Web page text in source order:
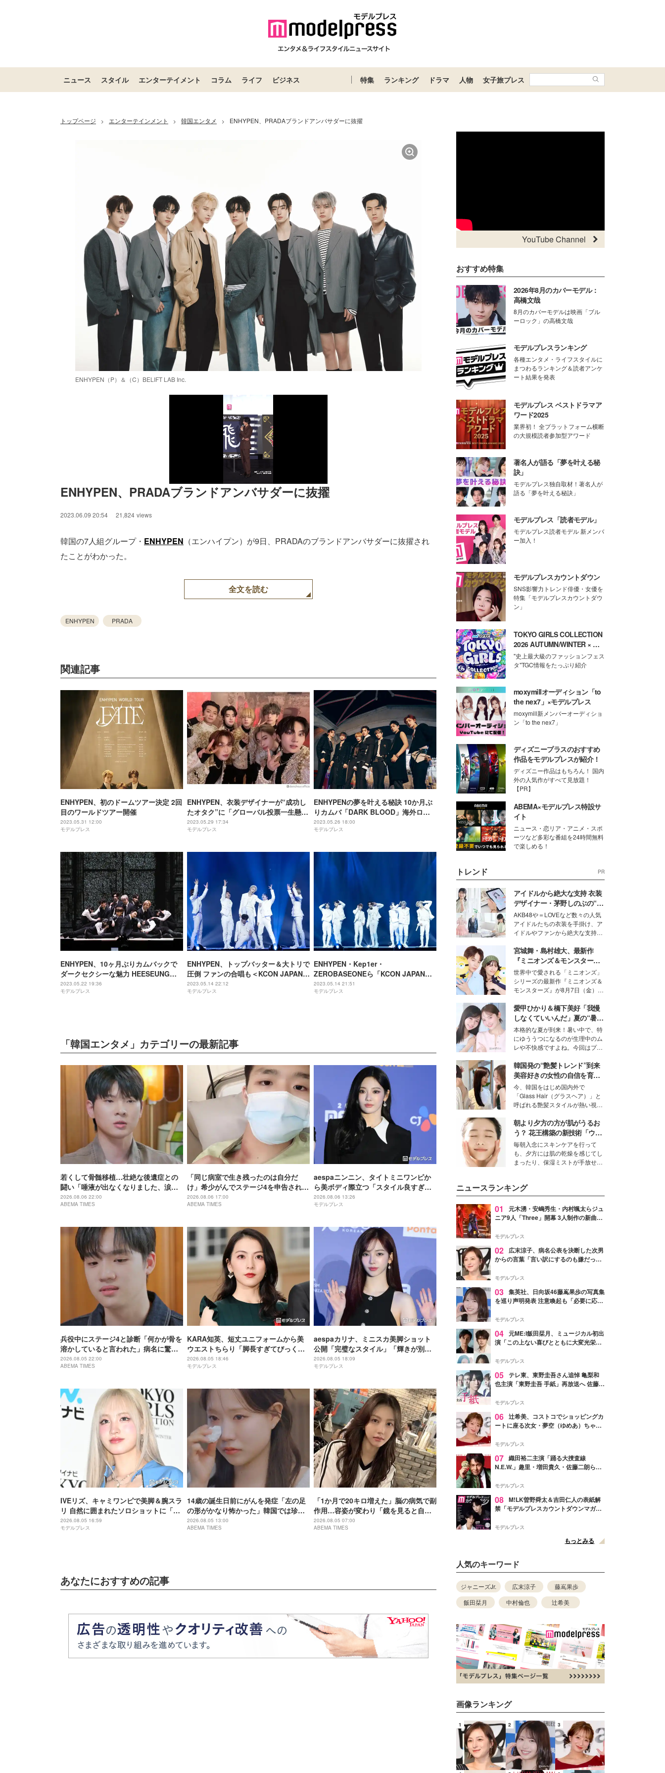
ニュース スタイル エンターテイメント コラム ライフ ビジネス 特集 ランキング ドラマ 人物 女子旅プレス
トップページ > エンターテインメント > 韓国エンタメ > ENHYPEN、PRADAブランドアンバサダーに抜擢
ENHYPEN（P）＆（C）BELIFT LAB Inc.
ENHYPEN、PRADAブランドアンバサダーに抜擢
2023.06.09 20:54 21,824 views
韓国の7人組グループ・ ENHYPEN （エンハイプン）が9日、PRADAのブランドアンバサダーに抜擢され
たことがわかった。
全文を読む
ENHYPEN PRADA
関連記事
ENHYPEN、初のドームツアー決定 2回
目のワールドツアー開催
2023.05.31 12:00
モデルプレス
ENHYPEN、衣装デザイナーが“成功し
たオタク”に「グローバル投票一生懸命
した」
2023.05.29 17:34
モデルプレス
ENHYPENの夢を叶える秘訣 10か月ぶ
りカムバ「DARK BLOOD」海外ロケ
での撮影秘話も＜モデルプレスインタ
ビュー＞
2023.05.26 18:00
モデルプレス
ENHYPEN、10ヶ月ぶりカムバックで
ダークセクシーな魅力 HEESEUNG・
NI-KI制作参加の新シリーズスタート＜
「DARK BLOOD」メディアショーケ
2023.05.22 19:36
モデルプレス
ENHYPEN、トップバッター＆大トリで
圧倒 ファンの合唱も＜KCON JAPAN
2023＞
2023.05.14 22:12
モデルプレス
ENHYPEN・Kep1er・
ZEROBASEONEら「KCON JAPAN
2023」豪華集結 パワフルに最終日締め
くくる＜セットリスト＞
2023.05.14 21:51
モデルプレス
「韓国エンタメ」カテゴリーの最新記事
若くして骨髄移植…壮絶な後遺症との
闘い「唾液が出なくなりました、涙も
出ません」「まるで80代の体に」
2026.08.06 22:00
ABEMA TIMES
「同じ病室で生き残ったのは自分だ
け」希少がんでステージ4を申告され…
壮絶な闘病の末、奇跡の完治
2026.08.06 17:00
ABEMA TIMES
aespaニンニン、タイトミニワンピか
ら美ボディ際立つ「スタイル良すぎ」
「蛍光ピンク着こなせるのすごい」の
声
2026.08.06 13:26
モデルプレス
兵役中にステージ4と診断「何かが骨を
溶かしていると言われた」病名に驚
き…両親にも言えぬ日々「家計が苦し
いなかで…」
2026.08.05 22:00
ABEMA TIMES
KARA知英、短丈ユニフォームから美
ウエストちらり「脚長すぎてびっく
り」「圧巻のスタイル」と反響
2026.08.05 18:46
モデルプレス
aespaカリナ、ミニスカ美脚ショット
公開「完璧なスタイル」「輝きが別
格」と反響
2026.08.05 18:09
モデルプレス
IVEリズ、キャミワンピで美脚＆腕スラ
リ 自然に囲まれたソロショットに「森
の中の妖精みたい」「絵になるとはこ
のこと」と反響
2026.08.05 16:59
モデルプレス
14歳の誕生日前にがんを発症「左の足
の形がかなり怖かった」韓国では珍し
いがんを患い…「骨をかなり削りまし
た」
2026.08.05 13:00
ABEMA TIMES
「1か月で20キロ増えた」脳の病気で副
作用…容姿が変わり「鏡を見ると自分
とは思えなかった」壮絶な闘病生活明
かす
2026.08.05 07:00
ABEMA TIMES
あなたにおすすめの記事
YouTube Channel
おすすめ特集
2026年8月のカバーモデル：
高橋文哉
8月のカバーモデルは映画「ブル
ーロック」の高橋文哉
モデルプレスランキング
各種エンタメ・ライフスタイルに
まつわるランキング＆読者アンケ
ート結果を発表
モデルプレス ベストドラマア
ワード2025
業界初！ 全プラットフォーム横断
の大規模読者参加型アワード
著名人が語る「夢を叶える秘
訣」
モデルプレス独自取材！著名人が
語る「夢を叶える秘訣」
モデルプレス「読者モデル」
モデルプレス読者モデル 新メンバ
ー加入！
モデルプレスカウントダウン
SNS影響力トレンド俳優・女優を
特集「モデルプレスカウントダウ
ン」
TOKYO GIRLS COLLECTION
2026 AUTUMN/WINTER × モ
デルプレス
"史上最大級のファッションフェス
タ"TGC情報をたっぷり紹介
moxymillオーディション「to
the nex7」×モデルプレス
moxymill新メンバーオーディショ
ン「to the nex7」
ディズニープラスのおすすめ
作品をモデルプレスが紹介！
ディズニー作品はもちろん！ 国内
外の人気作がすべて見放題！
【PR】
ABEMA×モデルプレス特設サ
イト
ニュース・恋リア・アニメ・スポ
ーツなど多彩な番組を24時間無料
で楽しめる！
トレンド PR
アイドルから絶大な支持 衣装
デザイナー・茅野しのぶの“可
愛い”を作る美学＜「シチズン
クロスシー」インタビュー＞
AKB48や＝LOVEなど数々の人気
アイドルたちの衣装を手掛け、ア
イドルやファンから絶大な支持を
取締役兼クリエイティブディレク
ター・茅野しのぶ。一人ひとりの
個性に寄り添い、魅力を引き出す
衣装作りは、多くの女性たちに勇
気と自信を与え続けている。
宮城舞・島村雄大、最新作
『ミニオンズ＆モンスター
ズ』の魅力熱弁 ハチャメチャ
だけじゃない“友情と絆”に感
動
世界中で愛される「ミニオンズ」
シリーズの最新作『ミニオンズ＆
モンスターズ』が8月7日（金）に
ニオン好き”という共通点を持つモ
デルの宮城舞と島村雄大の特別対
談をお届け！それぞれの視点か
ら、今作ならではの魅力や予想外
の感動をもたらす奥深いストーリ
ーについて熱く語り合ってもらっ
た。
愛甲ひかり＆橋下美好「我慢
しなくていいんだ」夏の“暑さ
対策”の新しい選択肢とは？
本格的な夏が到来！暑い中で、特
にゆううつになるのが生理中のム
レや不快感ですよね。今回はプラ
モデル・愛甲ひかりさんと橋下美
好さんを迎えて本音で女子会トー
ク。猛暑のお出かけを快適に過ご
すヒントや、2人が感動した夏の
生理の新常識にも迫りました。
韓国発の“艶髪トレンド”到来
美容好きの女性の自信を育む
「ヘアケア事情」って？
今、韓国をはじめ国内外で
「Glass Hair（グラスヘア）」と
呼ばれる艶髪スタイルが熱い視線
ションの完成度を高めるベースと
して、“髪そのものの美しさ”に改
めて注目する人が増えている様
子。今回は、そんな憧れの艶やか
な髪を日常で叶える、美容好きの
女性たちのヘアケア事情を紹介し
朝より夕方の方が肌がうるお
う？ 花王構築の新技術「ウォ
ーターキャプチャリングスキ
ン（捕水肌）」がスキンケア
の常識を変える予感
毎朝入念にスキンケアを行って
も、夕方には肌の乾燥を感じてし
まったり、保湿ミストが手放せな
性を秘めた、革新的な「Water
Capturing Skin（ウォーターキャ
プチャリングスキン：捕水肌）」
技術を、花王が構築した。
ニュースランキング
01
元木湧・安嶋秀生・内村颯太らジュ
ニア9人「Three」開幕 3人制作の新曲＆
進んで夢を掴みたい」【ゲネプロレポ】
モデルプレス
02
広末涼子、病名公表を決断した次男
からの言葉「言い訳にするのも嫌だっ
モデルプレス
03 集英社、日向坂46藤嶌果歩の写真集
を巡り声明発表 注意喚起も「必要に応じ
モデルプレス
04 元ME:I飯田栞月、ミュージカル初出
演「この上ない喜びとともに大変光栄」
ャスト発表
モデルプレス
05 テレ東、東野圭吾さん追悼 亀梨和
也主演「東野圭吾 手紙」再放送へ 佐藤隆
モデルプレス
06 辻希美、コストコでショッピングカ
ートに座る次女・夢空（ゆめあ）ちゃん
ぎ」「成長を感じる」の声
モデルプレス
07 織田裕二主演「踊る大捜査線
N.E.W.」趣里・増田貴久・佐藤二朗ら新
徴する“謎のキーワード”も
モデルプレス
08 M!LK曽野舜太＆吉田仁人の表紙解
禁「モデルプレスカウントダウンマガジ
モデルプレス
もっとみる
人気のキーワード
ジャニーズJr. 広末涼子
藤嶌果歩
飯田栞月
中村倫也 辻希美
画像ランキング
1 2 3